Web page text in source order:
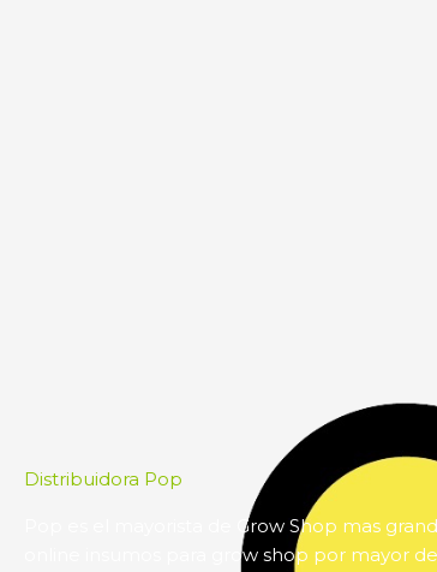
Distribuidora Pop
Pop es el mayorista de Grow Shop mas
online insumos para grow shop por mayor